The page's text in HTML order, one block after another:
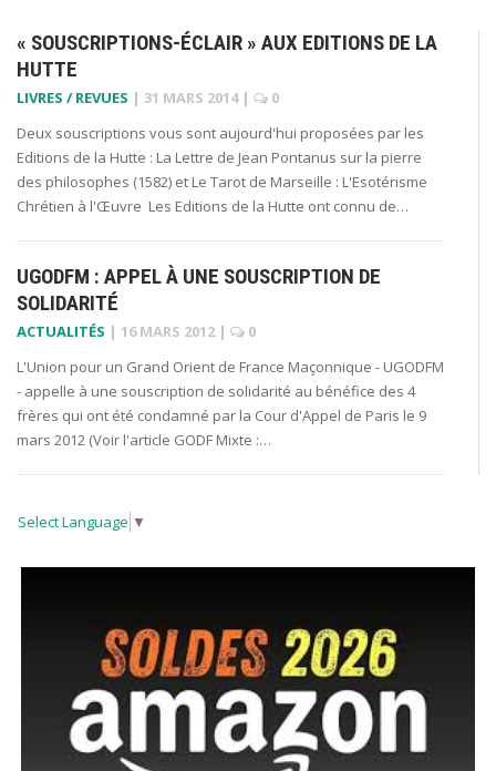
« SOUSCRIPTIONS-ÉCLAIR » AUX EDITIONS DE LA
HUTTE
LIVRES / REVUES | 31 MARS 2014 |
0
Deux souscriptions vous sont aujourd'hui proposées par les
Editions de la Hutte : La Lettre de Jean Pontanus sur la pierre
des philosophes (1582) et Le Tarot de Marseille : L'Esotérisme
Chrétien à l'Œuvre Les Editions de la Hutte ont connu de…
UGODFM : APPEL À UNE SOUSCRIPTION DE
SOLIDARITÉ
ACTUALITÉS | 16 MARS 2012 |
0
L'Union pour un Grand Orient de France Maçonnique - UGODFM
- appelle à une souscription de solidarité au bénéfice des 4
frères qui ont été condamné par la Cour d'Appel de Paris le 9
mars 2012 (Voir l'article GODF Mixte :…
Select Language ▼